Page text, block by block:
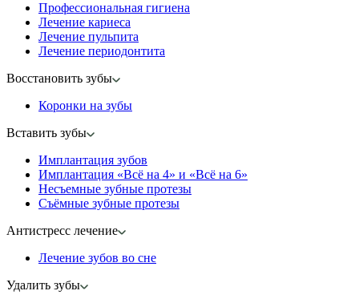
Профессиональная гигиена
Лечение кариеса
Лечение пульпита
Лечение периодонтита
Восстановить зубы
Коронки на зубы
Вставить зубы
Имплантация зубов
Имплантация «‎Всё на 4» и «‎Всё на 6»
Несъемные зубные протезы
Съёмные зубные протезы
Антистресс лечение
Лечение зубов во сне
Удалить зубы